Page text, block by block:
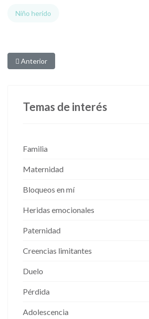
Niño herido
Artículo anterior: No tiene que ver contigo -
Anterior
Temas de interés
Familia
Maternidad
Bloqueos en mí
Heridas emocionales
Paternidad
Creencias limitantes
Duelo
Pérdida
Adolescencia